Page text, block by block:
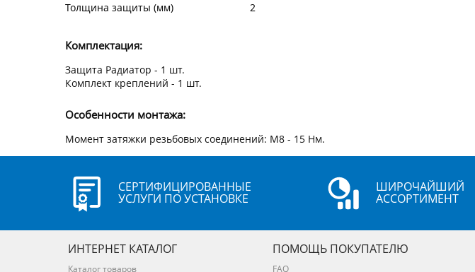
Толщина защиты (мм)
2
Комплектация:
Защита Радиатор - 1 шт.
Комплект креплений - 1 шт.
Особенности монтажа:
Момент затяжки резьбовых соединений: М8 - 15 Нм.
СЕРТИФИЦИРОВАННЫЕ
УСЛУГИ ПО УСТАНОВКЕ
ШИРОЧАЙШИЙ
АССОРТИМЕНТ
ИНТЕРНЕТ КАТАЛОГ
Каталог товаров
ПОМОЩЬ ПОКУПАТЕЛЮ
FAQ